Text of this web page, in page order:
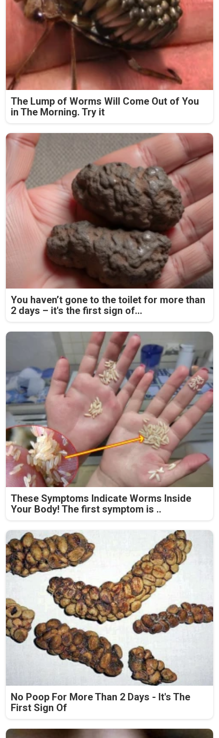
The Lump of Worms Will Come Out of You
in The Morning. Try it
You haven’t gone to the toilet for more than
2 days – it's the first sign of...
These Symptoms Indicate Worms Inside
Your Body! The first symptom is ..
No Poop For More Than 2 Days - It's The
First Sign Of